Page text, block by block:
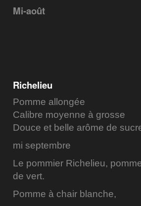
Mi-août
Richelieu
Pomme allongée
Calibre moyenne à grosse
Douce et belle arôme de
mi septembre
Le pommier Richelieu,
de vert.
Pomme à chair blanche,